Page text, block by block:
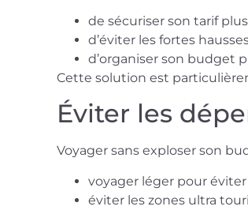
de sécuriser son tarif
d’éviter les fortes
d’organiser son budget
Cette solution est
Éviter les
Voyager sans exploser son
voyager léger pour éviter
éviter les zones ultra